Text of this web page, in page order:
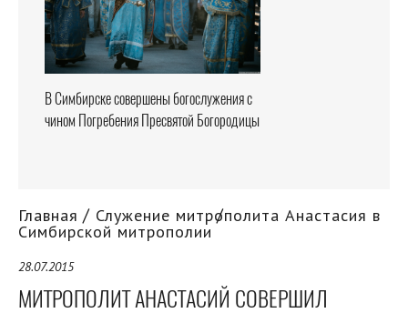
В Симбирске совершены богослужения с
чином Погребения Пресвятой Богородицы
Главная Служение митрополита Анастасия в
Симбирской митрополии
28.07.2015
МИТРОПОЛИТ АНАСТАСИЙ СОВЕРШИЛ